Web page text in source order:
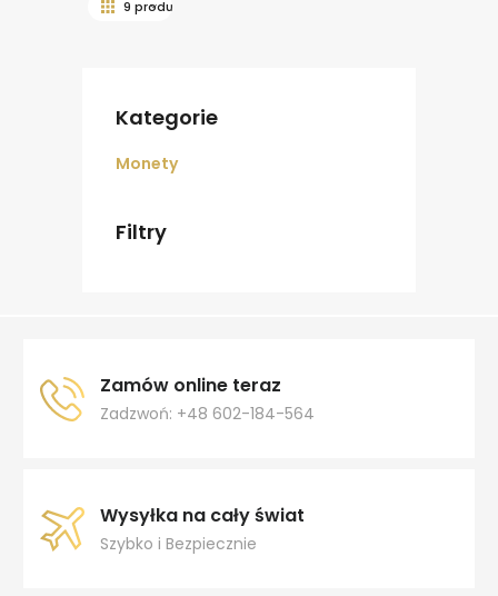
Kategorie
Monety
Filtry
Zamów online teraz
Zadzwoń: +48 602-184-564
Wysyłka na cały świat
Szybko i Bezpiecznie